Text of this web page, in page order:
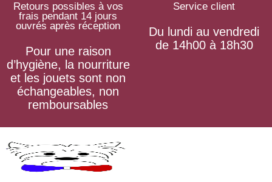
Retours possibles à vos
frais pendant 14 jours
ouvrés après réception
Pour une raison
d’hygiène, la nourriture
et les jouets sont non
échangeables, non
remboursables
Service client
Du lundi au vendredi
de 14h00 à 18h30